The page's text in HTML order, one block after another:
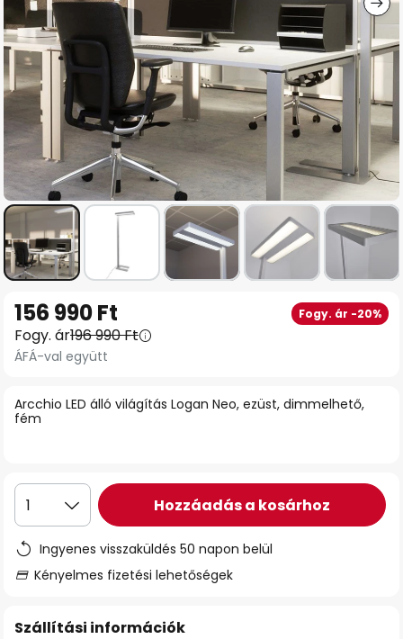
képgaléria
elejére
Arcchio LED álló világítás Logan Neo, ezüst, dimmelhető,
fém
156 990 Ft Fogy. ár -20%
Fogy. ár196 990 Ft
ÁFÁ-val együtt
1 Hozzáadás a kosárhoz
Ingyenes visszaküldés 50 napon belül
Kényelmes fizetési lehetőségek
Szállítási információk